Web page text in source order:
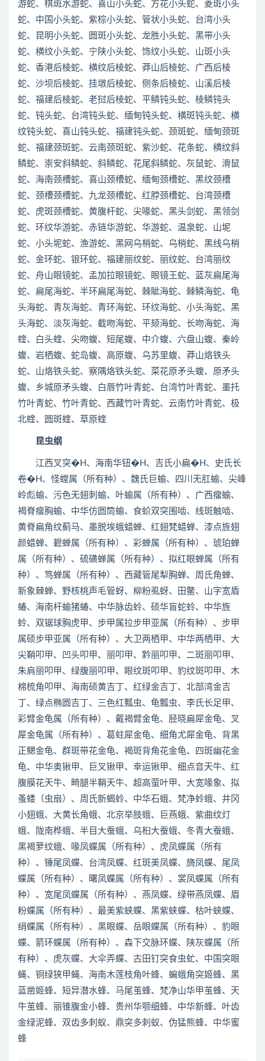
游蛇、棋斑水游蛇、喜山小头蛇、方花小头蛇、菱斑小头
蛇、中国小头蛇、紫棕小头蛇、管状小头蛇、台湾小头
蛇、昆明小头蛇、圆斑小头蛇、龙胜小头蛇、黑带小头
蛇、横纹小头蛇、宁陕小头蛇、饰纹小头蛇、山斑小头
蛇、香港后棱蛇、横纹后棱蛇、莽山后棱蛇、广西后棱
蛇、沙坝后棱蛇、挂墩后棱蛇、侧条后棱蛇、山溪后棱
蛇、福建后棱蛇、老挝后棱蛇、平鳞钝头蛇、棱鳞钝头
蛇、钝头蛇、台湾钝头蛇、缅甸钝头蛇、横斑钝头蛇、横
纹钝头蛇、喜山钝头蛇、福建钝头蛇、颈斑蛇、缅甸颈斑
蛇、福建颈斑蛇、云南颈斑蛇、紫沙蛇、花条蛇、横纹斜
鳞蛇、崇安斜鳞蛇、斜鳞蛇、花尾斜鳞蛇、灰鼠蛇、滑鼠
蛇、海南颈槽蛇、喜山颈槽蛇、缅甸颈槽蛇、黑纹颈槽
蛇、颈槽颈槽蛇、九龙颈槽蛇、红脖颈槽蛇、台湾颈槽
蛇、虎斑颈槽蛇、黄腹杆蛇、尖喙蛇、黑头剑蛇、黑领剑
蛇、环纹华游蛇、赤链华游蛇、华游蛇、温泉蛇、山坭
蛇、小头坭蛇、渔游蛇、黑网乌梢蛇、乌梢蛇、黑线乌梢
蛇、金环蛇、银环蛇、福建丽纹蛇、丽纹蛇、台湾丽纹
蛇、舟山眼镜蛇、孟加拉眼镜蛇、眼镜王蛇、蓝灰扁尾海
蛇、扁尾海蛇、半环扁尾海蛇、棘眦海蛇、棘鳞海蛇、龟
头海蛇、青灰海蛇、青环海蛇、环纹海蛇、小头海蛇、黑
头海蛇、淡灰海蛇、截吻海蛇、平颏海蛇、长吻海蛇、海
蝰、白头蝰、尖吻蝮、短尾蝮、中介蝮、六盘山蝮、秦岭
蝮、岩栖蝮、蛇岛蝮、高原蝮、乌苏里蝮、莽山烙铁头
蛇、山烙铁头蛇、察隅烙铁头蛇、菜花原矛头蝮、原矛头
蝮、乡城原矛头蝮、白唇竹叶青蛇、台湾竹叶青蛇、墨托
竹叶青蛇、竹叶青蛇、西藏竹叶青蛇、云南竹叶青蛇、极
北蝰、圆斑蝰、草原蝰
昆虫纲
江西叉突�H、海南华钮�H、吉氏小扁�H、史氏长
卷�H、怪螳属（所有种）、魏氏巨蝓、四川无肛蝓、尖峰
岭彪蝓、污色无翅刺蝓、叶蝓属（所有种）、广西瘤蝓、
褐脊瘤胸蝓、中华仿圆筒蝓、食蚧双突围啮、线斑触啮、
黄脊扁角纹蓟马、墨脱埃蛾蜡蝉、红翅梵蜡蝉、漆点旌翅
颜蜡蝉、碧蝉属（所有种）、彩蝉属（所有种）、琥珀蝉
属（所有种）、硫磺蝉属（所有种）、拟红眼蝉属（所有
种）、笃蝉属（所有种）、西藏管尾犁胸蝉、周氏角蝉、
新象棘蝉、野核桃声毛管蚜、柳粉虱蚜、田鳖、山字宽盾
蝽、海南杆蝓猪蝽、中华脉齿蛉、硕华盲蛇蛉、中华旌
蛉、双锯球胸虎甲、步甲属拉步甲亚属（所有种）、步甲
属硕步甲亚属（所有种）、大卫两栖甲、中华两栖甲、大
尖鞘叩甲、凹头叩甲、丽叩甲、黔丽叩甲、二斑丽叩甲、
朱肩丽叩甲、绿腹丽叩甲、眼纹斑叩甲、豹纹斑叩甲、木
棉梳角叩甲、海南硕黄吉丁、红绿金吉丁、北部湾金吉
丁、绿点椭圆吉丁、三色红瓢虫、龟瓢虫、李氏长足甲、
彩臂金龟属（所有种）、戴褐臂金龟、胫晓扁犀金龟、叉
犀金龟属（所有种）、葛蛀犀金龟、细角尤犀金龟、背黑
正鳃金龟、群斑带花金龟、褐斑背角花金龟、四斑幽花金
龟、中华奥锹甲、巨叉锹甲、幸运锹甲、细点音天牛、红
腹膜花天牛、畸腿半鞘天牛、超高萤叶甲、大宽喙象、拟
蚤蝼（虫扇）、周氏新蝎蛉、中华石蛾、梵净蛉蛾、井冈
小翅蛾、大黄长角蛾、北京举肢蛾、巨燕蛾、紫曲纹灯
蛾、陇南桦蛾、半目大蚕蛾、乌桕大蚕蛾、冬青大蚕蛾、
黑褐萝纹蛾、喙凤蝶属（所有种）、虎凤蝶属（所有
种）、锤尾凤蝶、台湾凤蝶、红斑美凤蝶、旖凤蝶、尾凤
蝶属（所有种）、曙凤蝶属（所有种）、裳凤蝶属（所有
种）、宽尾凤蝶属（所有种）、燕凤蝶、绿带燕凤蝶、眉
粉蝶属（所有种）、最美紫蛱蝶、黑紫蛱蝶、枯叶蛱蝶、
绢蝶属（所有种）、黑眼蝶、岳眼蝶属（所有种）、豹眼
蝶、箭环蝶属（所有种）、森下交脉环蝶、陕灰蝶属（所
有种）、虎灰蝶、大伞弄蝶、古田钉突食虫虻、中国突眼
蝇、铜绿狭甲蝇、海南木莲枝角叶蜂、蝙蛾角突姬蜂、黑
蓝凿姬蜂、短异潜水蜂、马尾茧蜂、梵净山华甲茧蜂、天
牛茧蜂、丽锥腹金小蜂、贵州华颚细蜂、中华新蜂、叶齿
金绿泥蜂、双齿多刺蚁、鼎突多刺蚁、伪猛熊蜂、中华蜜
蜂